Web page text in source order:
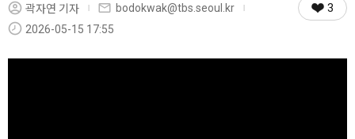
곽자연 기자
bodokwak@tbs.seoul.kr
2026-05-15 17:55
3